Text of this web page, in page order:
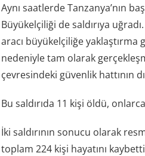
Aynı saatlerde Tanzanya’nın
Büyükelçiliği de saldırıya
aracı büyükelçiliğe
nedeniyle tam olarak
çevresindeki güvenlik hattının
Bu saldırıda 11 kişi öldü,
İki saldırının sonucu olarak
toplam 224 kişi hayatını